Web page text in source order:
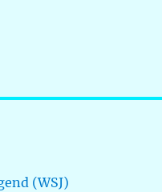
(WSJ)